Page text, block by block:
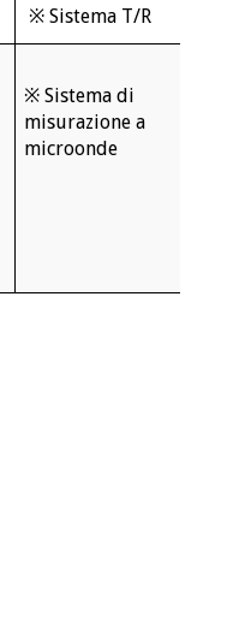
※ Sistema T/R
※ Sistema di
misurazione a
microonde